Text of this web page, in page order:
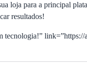
loja para a principal
resultados!
tecnologia!”